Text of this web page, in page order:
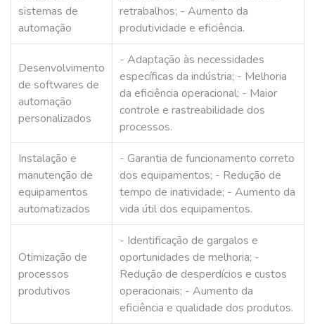
sistemas de
automação
retrabalhos; - Aumento da
produtividade e eficiência.
Desenvolvimento
de softwares de
automação
personalizados
- Adaptação às necessidades
específicas da indústria; - Melhoria
da eficiência operacional; - Maior
controle e rastreabilidade dos
processos.
Instalação e
manutenção de
equipamentos
automatizados
- Garantia de funcionamento correto
dos equipamentos; - Redução de
tempo de inatividade; - Aumento da
vida útil dos equipamentos.
Otimização de
processos
produtivos
- Identificação de gargalos e
oportunidades de melhoria; -
Redução de desperdícios e custos
operacionais; - Aumento da
eficiência e qualidade dos produtos.